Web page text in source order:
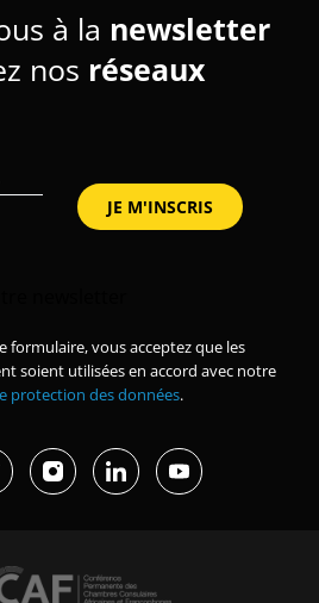
à la newsletter
nos réseaux
formulaire, vous acceptez que les
soient utilisées en accord avec notre
protection des données.